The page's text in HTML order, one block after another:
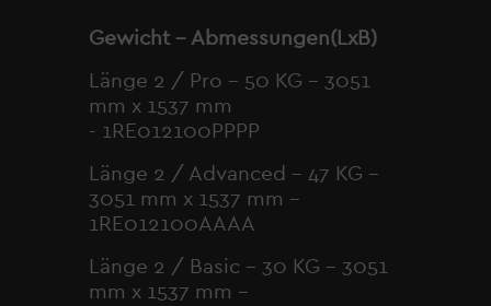
Gewicht – Abmessungen(LxB)
Länge 2 / Pro – 50 KG – 3051
mm x 1537 mm
- 1RE012100PPPP
Länge 2 / Advanced – 47 KG –
3051 mm x 1537 mm -
1RE012100AAAA
Länge 2 / Basic – 30 KG – 3051
mm x 1537 mm -